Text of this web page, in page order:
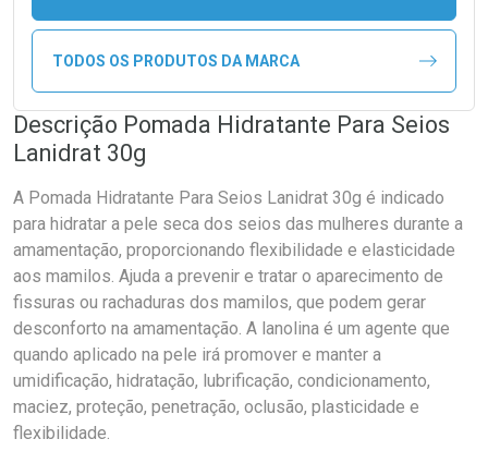
TODOS OS PRODUTOS DA MARCA
Descrição Pomada Hidratante Para Seios
Lanidrat 30g
A Pomada Hidratante Para Seios Lanidrat 30g é indicado
para hidratar a pele seca dos seios das mulheres durante a
amamentação, proporcionando flexibilidade e elasticidade
aos mamilos. Ajuda a prevenir e tratar o aparecimento de
fissuras ou rachaduras dos mamilos, que podem gerar
desconforto na amamentação. A lanolina é um agente que
quando aplicado na pele irá promover e manter a
umidificação, hidratação, lubrificação, condicionamento,
maciez, proteção, penetração, oclusão, plasticidade e
flexibilidade.